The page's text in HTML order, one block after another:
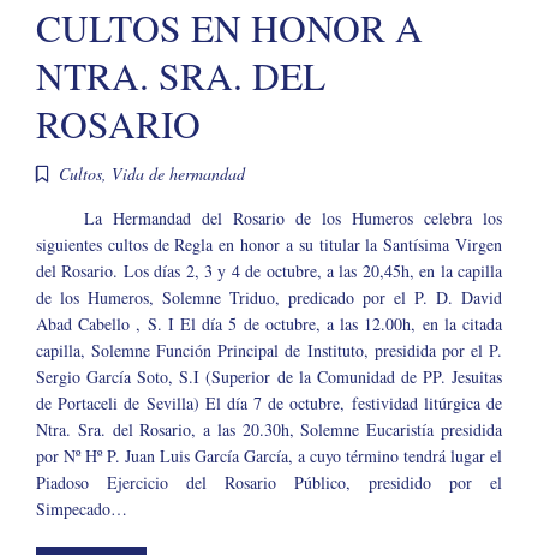
CULTOS EN HONOR A
NTRA. SRA. DEL
ROSARIO
Cultos, Vida de hermandad
La Hermandad del Rosario de los Humeros celebra los
siguientes cultos de Regla en honor a su titular la Santísima Virgen
del Rosario. Los días 2, 3 y 4 de octubre, a las 20,45h, en la capilla
de los Humeros, Solemne Triduo, predicado por el P. D. David
Abad Cabello , S. I El día 5 de octubre, a las 12.00h, en la citada
capilla, Solemne Función Principal de Instituto, presidida por el P.
Sergio García Soto, S.I (Superior de la Comunidad de PP. Jesuitas
de Portaceli de Sevilla) El día 7 de octubre, festividad litúrgica de
Ntra. Sra. del Rosario, a las 20.30h, Solemne Eucaristía presidida
por Nº Hº P. Juan Luis García García, a cuyo término tendrá lugar el
Piadoso Ejercicio del Rosario Público, presidido por el
Simpecado…